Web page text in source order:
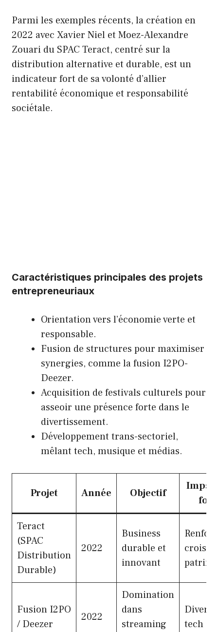
Parmi les exemples récents, la création en
2022 avec Xavier Niel et Moez-Alexandre
Zouari du SPAC Teract, centré sur la
distribution alternative et durable, est un
indicateur fort de sa volonté d’allier
rentabilité économique et responsabilité
sociétale.
Caractéristiques principales des projets
entrepreneuriaux
Orientation vers l’économie verte et
responsable.
Fusion de structures pour maximiser
synergies, comme la fusion I2PO-
Deezer.
Acquisition de festivals culturels pour
asseoir une présence forte dans le
divertissement.
Développement trans-sectoriel,
mêlant tech, musique et médias.
Projet Année Objectif
Teract
(SPAC
Distribution
Durable)
2022
Business
durable et
innovant
Fusion I2PO
/ Deezer
2022
Domination
dans
streaming
tech